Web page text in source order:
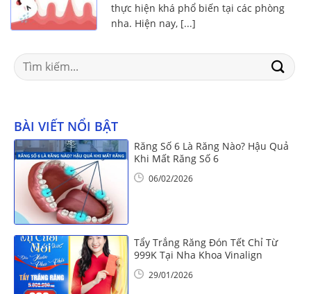
thực hiện khá phổ biến tại các phòng
nha. Hiện nay, [...]
Search
for:
BÀI VIẾT NỔI BẬT
Răng Số 6 Là Răng Nào? Hậu Quả
Khi Mất Răng Số 6
06/02/2026
Tẩy Trắng Răng Đón Tết Chỉ Từ
999K Tại Nha Khoa Vinalign
29/01/2026